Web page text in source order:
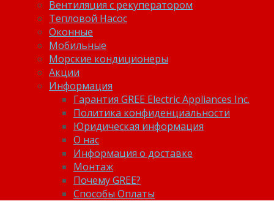
Вентиляция с рекуператором
Тепловой Насос
Оконные
Мобильные
Морские кондиционеры
Акции
Информация
Гарантия GREE Electric Appliances Inc.
Политика конфиденциальности
Юридическая информация
О нас
Информация о доставке
Монтаж
Почему GREE?
Способы Оплаты